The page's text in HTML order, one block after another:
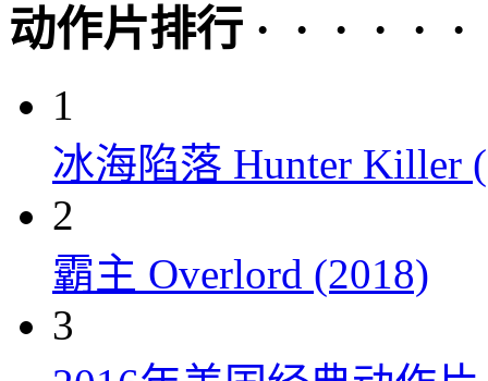
动作片排行 · · · · · ·
1
冰海陷落 Hunter Killer
2
霸主 Overlord (2018)
3